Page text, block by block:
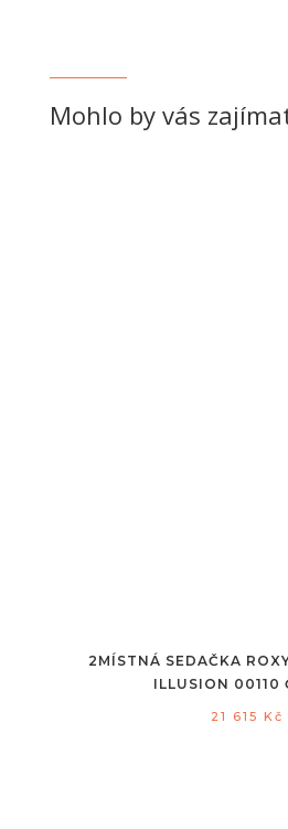
Mohlo by vás
2MÍSTNÁ SEDAČKA
ILLUSION 00110
21 615 Kč